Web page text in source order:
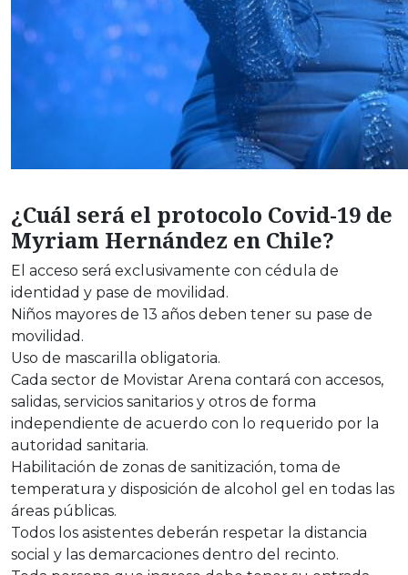
¿Cuál será el protocolo Covid-19 de
Myriam Hernández en Chile?
El acceso será exclusivamente con cédula de
identidad y pase de movilidad.
Niños mayores de 13 años deben tener su pase de
movilidad.
Uso de mascarilla obligatoria.
Cada sector de Movistar Arena contará con accesos,
salidas, servicios sanitarios y otros de forma
independiente de acuerdo con lo requerido por la
autoridad sanitaria.
Habilitación de zonas de sanitización, toma de
temperatura y disposición de alcohol gel en todas las
áreas públicas.
Todos los asistentes deberán respetar la distancia
social y las demarcaciones dentro del recinto.